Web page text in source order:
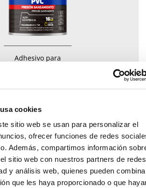
cookies
sitio web se usan para personalizar el
ofrecer funciones de redes
Además, compartimos información
sitio web con nuestros partners de redes
y análisis web, quienes pueden
que les haya proporcionado o que
Adhesivo para
saneamiento